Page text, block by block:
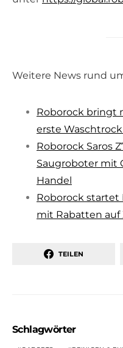
Weitere News rund
Roborock bringt
erste
Roborock Saros
Saugroboter mit
Handel
Roborock
mit Rabatten auf
TEILEN
Schlagwörter